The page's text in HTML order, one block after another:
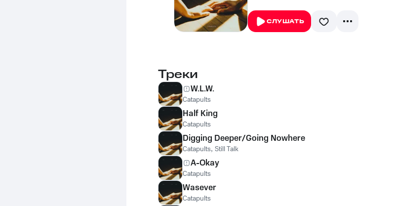
СЛУШАТЬ
Треки
W.L.W.
Catapults
Half King
Catapults
Digging Deeper/Going Nowhere
Catapults, Still Talk
A-Okay
Catapults
Wasever
Catapults